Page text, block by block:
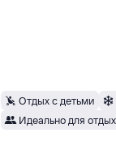
Отдых с детьми
Идеально для